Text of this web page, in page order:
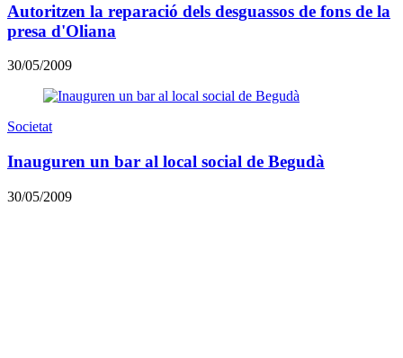
Autoritzen la reparació dels desguassos de fons de la
presa d'Oliana
30/05/2009
Societat
Inauguren un bar al local social de Begudà
30/05/2009